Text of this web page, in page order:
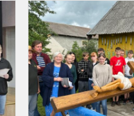
Atminties
neištremsi